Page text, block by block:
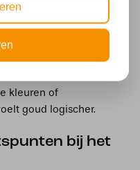
subtiele speelse
naar je andere
kleuren of
goud logischer.
bij het